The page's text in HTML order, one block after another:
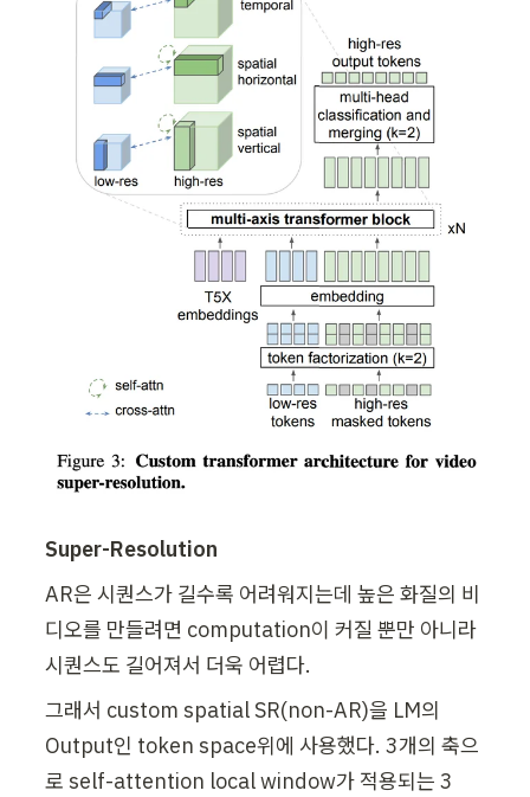
Super-Resolution
AR은 시퀀스가 길수록 어려워지는데 높은 화질의 비
디오를 만들려면 computation이 커질 뿐만 아니라
시퀀스도 길어져서 더욱 어렵다.
그래서 custom spatial SR(non-AR)을 LM의
Output인 token space위에 사용했다. 3개의 축으
로 self-attention local window가 적용되는 3